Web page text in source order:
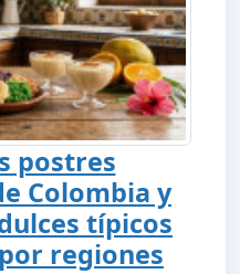
postres
Colombia y
típicos
regiones